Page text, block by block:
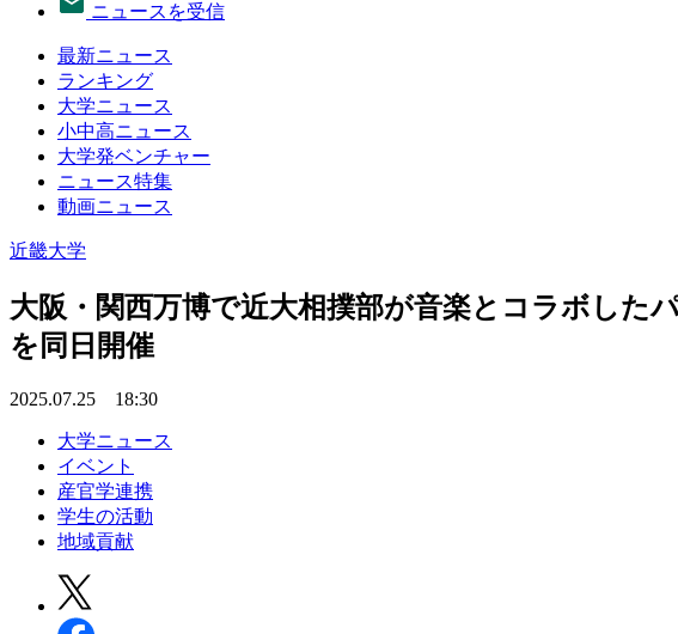
ニュースを受信
最新ニュース
ランキング
大学ニュース
小中高ニュース
大学発ベンチャー
ニュース特集
動画ニュース
近畿大学
大阪・関西万博で近大相撲部が音楽とコラボし
を同日開催
2025.07.25 18:30
大学ニュース
イベント
産官学連携
学生の活動
地域貢献